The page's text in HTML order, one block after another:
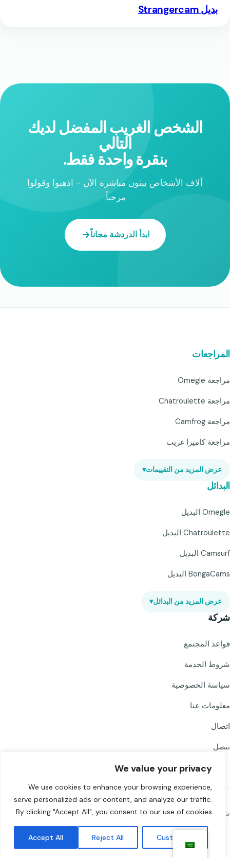
We value your privacy
We use cookies to enhance your browsing experience,
serve personalized ads or content, and analyze our traffic.
By clicking "Accept All", you consent to our use of cookies.
Customize
Reject All
Accept All
بديل Strangercam
الشخص الغريب المفضل لديك
التالي
بنقرة واحدة فقط.
آلاف الأشخاص يبثون مباشرة الآن - اذهبوا وقولوا
مرحباً.
ابدأ الدردشة مجاناً
المراجعات
مراجعة Omegle
مراجعة Chatroulette
مراجعة Camfrog
مراجعة كاميرا غريب
عرض المزيد من التقييمات▾
البدائل
Omegle البديل
Chatroulette البديل
Camsurf البديل
BongaCams البديل
عرض المزيد من البدائل▾
شركة
قواعد المجتمع
شروط الخدمة
سياسة الخصوصية
معلومات عنا
اتصال
تنصل
شارك Chat to Strangers
Chat to Strangers — صُنع بحب . تواصل بمسؤولية. ١٨+.